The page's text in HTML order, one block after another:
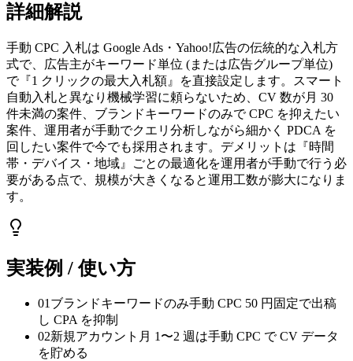
詳細解説
手動 CPC 入札は Google Ads・Yahoo!広告の伝統的な入札方
式で、広告主がキーワード単位 (または広告グループ単位)
で『1 クリックの最大入札額』を直接設定します。スマート
自動入札と異なり機械学習に頼らないため、CV 数が月 30
件未満の案件、ブランドキーワードのみで CPC を抑えたい
案件、運用者が手動でクエリ分析しながら細かく PDCA を
回したい案件で今でも採用されます。デメリットは『時間
帯・デバイス・地域』ごとの最適化を運用者が手動で行う必
要がある点で、規模が大きくなると運用工数が膨大になりま
す。
実装例 / 使い方
01ブランドキーワードのみ手動 CPC 50 円固定で出稿
し CPA を抑制
02新規アカウント月 1〜2 週は手動 CPC で CV データ
を貯める